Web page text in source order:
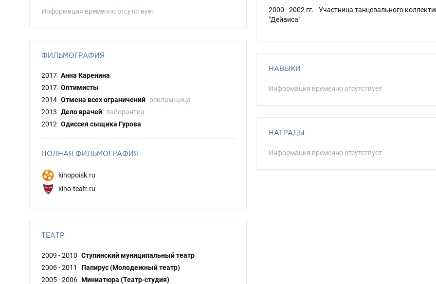
Информация временно отсутствует
ФИЛЬМОГРАФИЯ
2017 Анна Каренина
2017 Оптимисты
2014 Отмена всех ограничений рекламщица
2013 Дело врачей лаборантка
2012 Одиссея сыщика Гурова
ПОЛНАЯ ФИЛЬМОГРАФИЯ
kinopoisk.ru
kino-teatr.ru
ТЕАТР
2009 - 2010 Ступинский муниципальный театр
2006 - 2011
Папирус (Молодежный театр)
2005 - 2006 Миниатюра (Театр-студия)
2000 - 2002 гг. - Участница танцевального
"Дейвиса"
НАВЫКИ
Информация временно отсутствует
НАГРАДЫ
Информация временно отсутствует